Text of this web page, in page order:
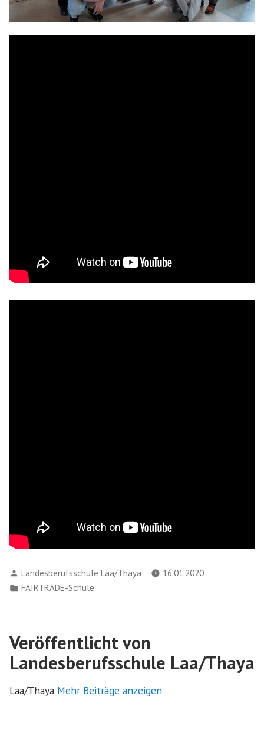
Verfasst
von
Landesberufsschule Laa/Thaya
16.01.2020
Veröffentlicht
FAIRTRADE-Schule
Veröffentlicht von
Landesberufsschule Laa/Thaya
Laa/Thaya Mehr Beiträge anzeigen